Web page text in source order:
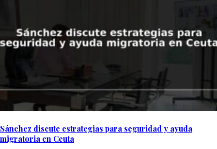
Sánchez discute estrategias para seguridad y ayuda
migratoria en Ceuta